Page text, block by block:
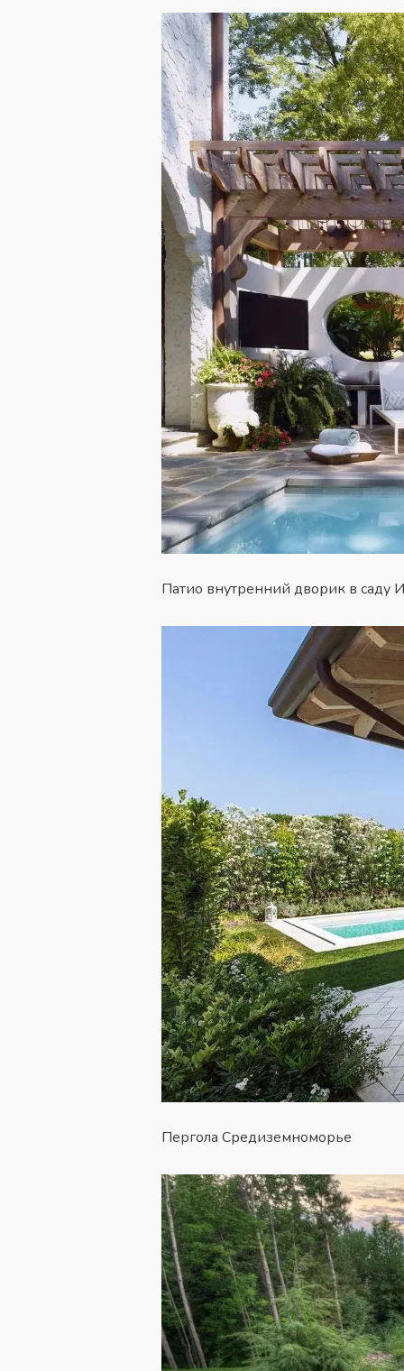
Патио внутренний дворик в саду
Пергола Средиземноморье